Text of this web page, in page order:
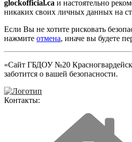
glockofficial.ca и настоятельно
никаких своих личных данных на
Если Вы не хотите рисковать
нажмите отмена, иначе вы будете
«Сайт ГБДОУ №20
заботится о вашей безопасности.
Контакты: